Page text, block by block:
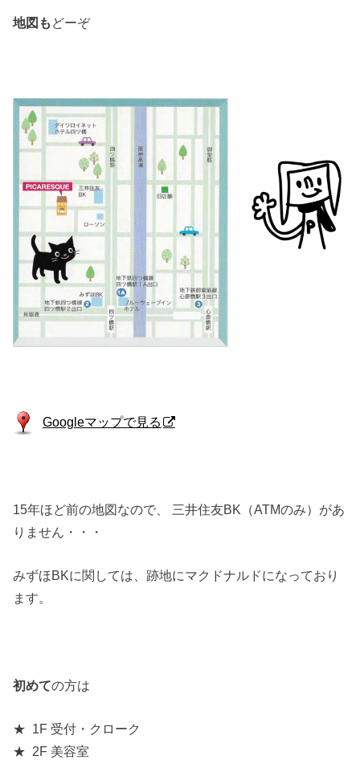
地図も どーぞ
Googleマップで見る
15年ほど前の地図なので、 三井住友BK（ATMのみ）があ
りません・・・
みずほBKに関しては、跡地にマクドナルドになっており
ます。
初めての方は
★ 1F 受付・クローク
★ 2F 美容室